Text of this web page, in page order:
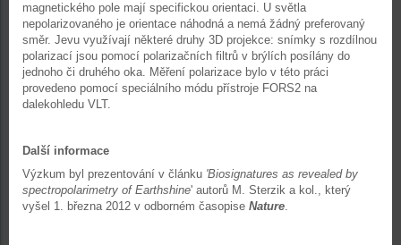
magnetického pole mají specifickou orientaci. U světla
nepolarizovaného je orientace náhodná a nemá žádný preferovaný
směr. Jevu využívají některé druhy 3D projekce: snímky s rozdílnou
polarizací jsou pomocí polarizačních filtrů v brýlích posílány do
jednoho či druhého oka. Měření polarizace bylo v této práci
provedeno pomocí speciálního módu přístroje FORS2 na
dalekohledu VLT.
Další informace
Výzkum byl prezentování v článku 'Biosignatures as revealed by
spectropolarimetry of Earthshine' autorů M. Sterzik a kol., který
vyšel 1. března 2012 v odborném časopise Nature.